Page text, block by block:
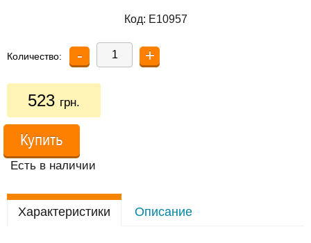
Код: E10957
Количество: - +
523 грн.
Купить
Есть в наличии
Характеристики Описание